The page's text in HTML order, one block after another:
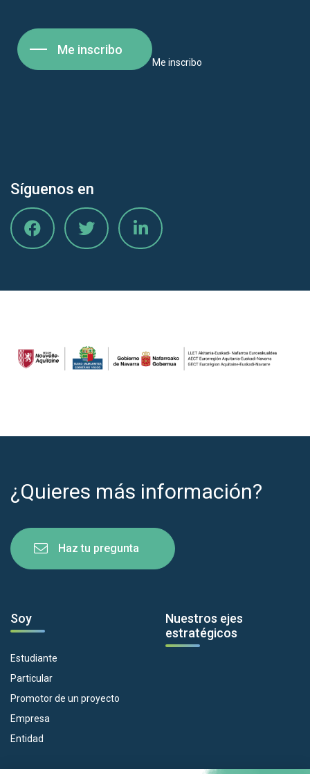
Me inscribo
Me inscribo
Síguenos en
¿Quieres más información?
Haz tu pregunta
Soy
Estudiante
Particular
Promotor de un proyecto
Empresa
Entidad
Nuestros ejes
estratégicos